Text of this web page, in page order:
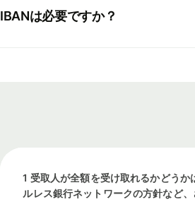
IBANは必要ですか？
1 受取人が全額を受け取れるかどうか
ルレス銀行ネットワークの方針など